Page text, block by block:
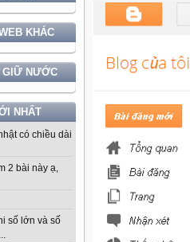
KHÁC
GIỮ NƯỚC
NHẤT
có chiều dài
2 bài này ạ,
số lớn và số